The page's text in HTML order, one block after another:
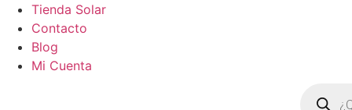
Tienda Solar
Contacto
Blog
Mi Cuenta